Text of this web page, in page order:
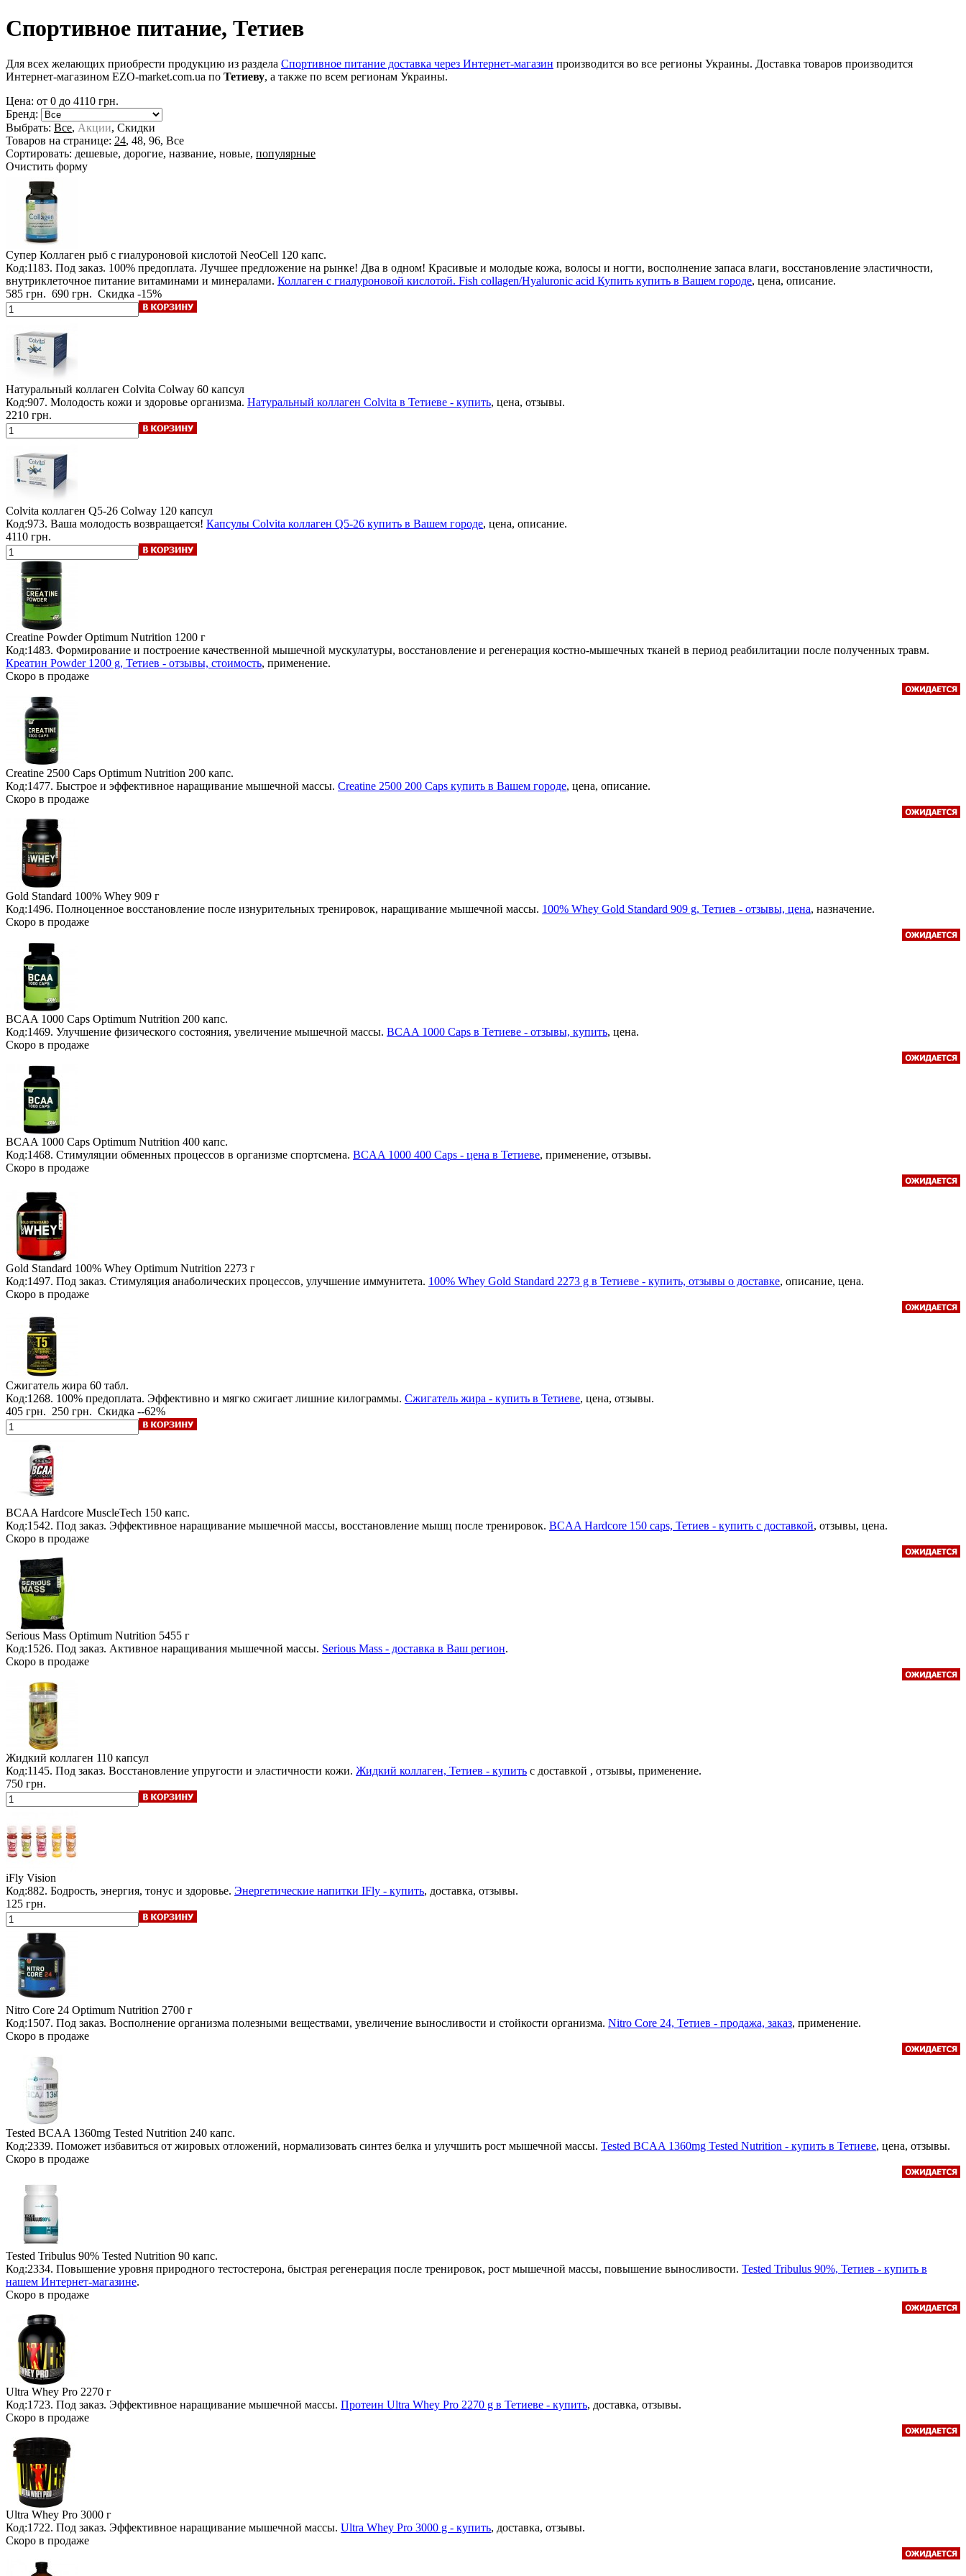
Спортивное питание, Тетиев
Для всех желающих приобрести продукцию из раздела Спортивное питание доставка через Интернет-магазин производится во все регионы Украины. Доставка товаров производится
Интернет-магазином EZO-market.com.ua по Тетиеву, а также по всем регионам Украины.
Цена: от 0 до 4110 грн.
Бренд:
Выбрать: Все, Акции, Скидки
Товаров на странице: 24, 48, 96, Все
Сортировать: дешевые, дорогие, название, новые, популярные
Очистить форму
Супер Коллаген рыб с гиалуроновой кислотой NeoCell 120 капс.
Код:1183. Под заказ. 100% предоплата. Лучшее предложение на рынке! Два в одном! Красивые и молодые кожа, волосы и ногти, восполнение запаса влаги, восстановление эластичности,
внутриклеточное питание витаминами и минералами. Коллаген с гиалуроновой кислотой. Fish collagen/Hyaluronic acid Купить купить в Вашем городе, цена, описание.
585 грн. 690 грн. Скидка -15%
Натуральный коллаген Colvita Colway 60 капсул
Код:907. Молодость кожи и здоровье организма. Натуральный коллаген Colvita в Тетиеве - купить, цена, отзывы.
2210 грн.
Colvita коллаген Q5-26 Colway 120 капсул
Код:973. Ваша молодость возвращается! Капсулы Colvita коллаген Q5-26 купить в Вашем городе, цена, описание.
4110 грн.
Creatine Powder Optimum Nutrition 1200 г
Код:1483. Формирование и построение качественной мышечной мускулатуры, восстановление и регенерация костно-мышечных тканей в период реабилитации после полученных травм.
Креатин Powder 1200 g, Тетиев - отзывы, стоимость, применение.
Скоро в продаже
Creatine 2500 Caps Optimum Nutrition 200 капс.
Код:1477. Быстрое и эффективное наращивание мышечной массы. Creatine 2500 200 Caps купить в Вашем городе, цена, описание.
Скоро в продаже
Gold Standard 100% Whey 909 г
Код:1496. Полноценное восстановление после изнурительных тренировок, наращивание мышечной массы. 100% Whey Gold Standard 909 g, Тетиев - отзывы, цена, назначение.
Скоро в продаже
BCAA 1000 Caps Optimum Nutrition 200 капс.
Код:1469. Улучшение физического состояния, увеличение мышечной массы. BCAA 1000 Caps в Тетиеве - отзывы, купить, цена.
Скоро в продаже
BCAA 1000 Caps Optimum Nutrition 400 капс.
Код:1468. Стимуляции обменных процессов в организме спортсмена. BCAA 1000 400 Caps - цена в Тетиеве, применение, отзывы.
Скоро в продаже
Gold Standard 100% Whey Optimum Nutrition 2273 г
Код:1497. Под заказ. Стимуляция анаболических процессов, улучшение иммунитета. 100% Whey Gold Standard 2273 g в Тетиеве - купить, отзывы о доставке, описание, цена.
Скоро в продаже
Сжигатель жира 60 табл.
Код:1268. 100% предоплата. Эффективно и мягко сжигает лишние килограммы. Сжигатель жира - купить в Тетиеве, цена, отзывы.
405 грн. 250 грн. Скидка --62%
BCAA Hardcore MuscleTech 150 капс.
Код:1542. Под заказ. Эффективное наращивание мышечной массы, восстановление мышц после тренировок. BCAA Hardcore 150 caps, Тетиев - купить с доставкой, отзывы, цена.
Скоро в продаже
Serious Mass Optimum Nutrition 5455 г
Код:1526. Под заказ. Активное наращивания мышечной массы. Serious Mass - доставка в Ваш регион.
Скоро в продаже
Жидкий коллаген 110 капсул
Код:1145. Под заказ. Восстановление упругости и эластичности кожи. Жидкий коллаген, Тетиев - купить с доставкой , отзывы, применение.
750 грн.
iFly Vision
Код:882. Бодрость, энергия, тонус и здоровье. Энергетические напитки IFly - купить, доставка, отзывы.
125 грн.
Nitro Core 24 Optimum Nutrition 2700 г
Код:1507. Под заказ. Восполнение организма полезными веществами, увеличение выносливости и стойкости организма. Nitro Core 24, Тетиев - продажа, заказ, применение.
Скоро в продаже
Tested BCAA 1360mg Tested Nutrition 240 капс.
Код:2339. Поможет избавиться от жировых отложений, нормализовать синтез белка и улучшить рост мышечной массы. Tested BCAA 1360mg Tested Nutrition - купить в Тетиеве, цена, отзывы.
Скоро в продаже
Tested Tribulus 90% Tested Nutrition 90 капс.
Код:2334. Повышение уровня природного тестостерона, быстрая регенерация после тренировок, рост мышечной массы, повышение выносливости. Tested Tribulus 90%, Тетиев - купить в
нашем Интернет-магазине.
Скоро в продаже
Ultra Whey Pro 2270 г
Код:1723. Под заказ. Эффективное наращивание мышечной массы. Протеин Ultra Whey Pro 2270 g в Тетиеве - купить, доставка, отзывы.
Скоро в продаже
Ultra Whey Pro 3000 г
Код:1722. Под заказ. Эффективное наращивание мышечной массы. Ultra Whey Pro 3000 g - купить, доставка, отзывы.
Скоро в продаже